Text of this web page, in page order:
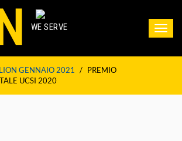
WE SERVE
LION GENNAIO 2021 / PREMIO
UCSI 2020